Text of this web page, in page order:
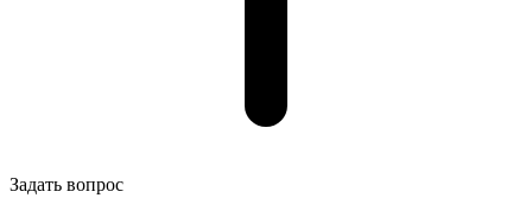
Задать вопрос